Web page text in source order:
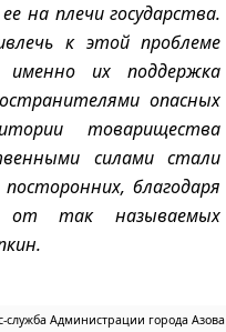
на плечи государства.
к этой проблеме
их поддержка
опасных
товарищества
силами стали
благодаря
от так называемых
служба Администрации города Азова